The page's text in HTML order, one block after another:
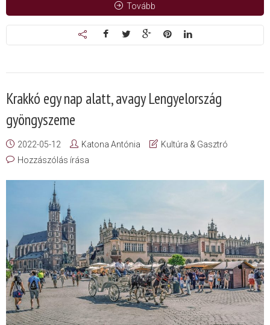
Tovább
Krakkó egy nap alatt, avagy Lengyelország
gyöngyszeme
2022-05-12 Katona Antónia
Kultúra & Gasztró
Hozzászólás írása